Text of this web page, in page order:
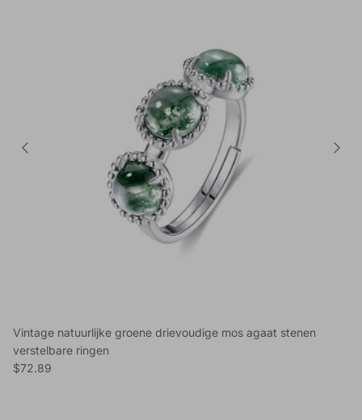
Vintage natuurlijke groene drievoudige mos agaat stenen
verstelbare ringen
Reguliere prijs
$72.89